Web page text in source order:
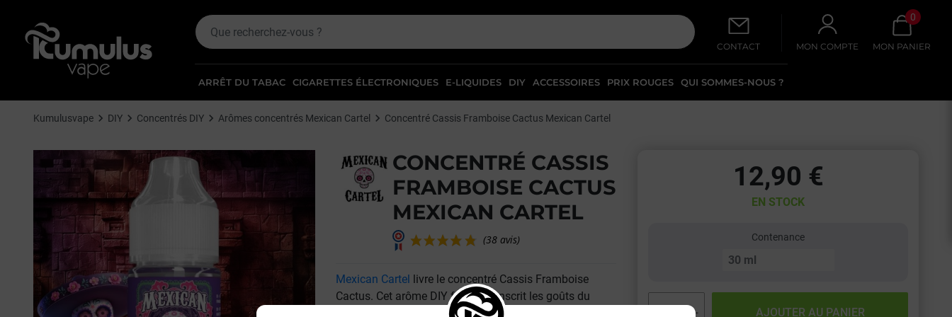
CONTACT
ARRÊT DU TABAC CIGARETTES ÉLECTRONIQUES E-LIQUIDES DIY ACCESSOIRES PRIX ROUGES QUI SOMMES-NOUS ?
MON COMPTE
0
MON PANIER
Kumulusvape DIY Concentrés DIY Arômes concentrés Mexican Cartel Concentré Cassis Framboise Cactus Mexican Cartel
CONCENTRÉ CASSIS
FRAMBOISE CACTUS
MEXICAN CARTEL
(38 avis)
Mexican Cartel livre le concentré Cassis Framboise
Cactus. Cet arôme DIY frais retranscrit les goûts du
cassis, de la framboise et du cactus !
12,90 €
EN STOCK
Contenance
+ AJOUTER AU PANIER